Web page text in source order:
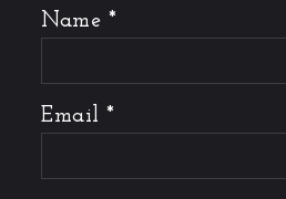
Name *
Email *